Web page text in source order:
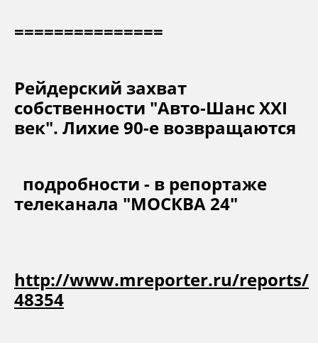
===============
Рейдерский захват
собственности "Авто-Шанс XXI
век". Лихие 90-е возвращаются
подробности - в репортаже
телеканала "МОСКВА 24"
http://www.mreporter.ru/reports/
48354